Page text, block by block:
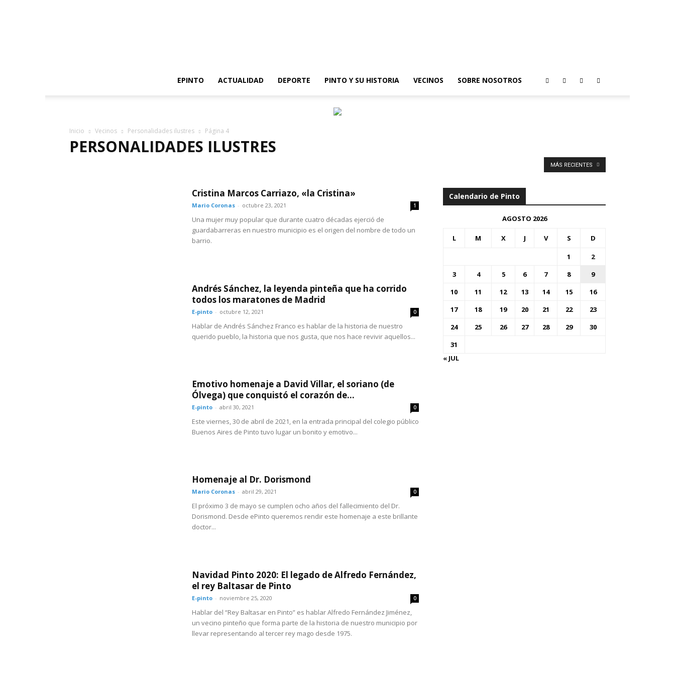
EPINTO
ACTUALIDAD DEPORTE PINTO Y SU HISTORIA VECINOS SOBRE NOSOTROS
Inicio Vecinos Personalidades ilustres Página 4
PERSONALIDADES ILUSTRES
MÁS RECIENTES
Cristina Marcos Carriazo, «la Cristina»
Mario Coronas - octubre 23, 2021 1
Una mujer muy popular que durante cuatro décadas ejerció de
guardabarreras en nuestro municipio es el origen del nombre de todo un
barrio.
Andrés Sánchez, la leyenda pinteña que ha corrido
todos los maratones de Madrid
E-pinto - octubre 12, 2021 0
Hablar de Andrés Sánchez Franco es hablar de la historia de nuestro
querido pueblo, la historia que nos gusta, que nos hace revivir aquellos...
Emotivo homenaje a David Villar, el soriano (de
Ólvega) que conquistó el corazón de...
E-pinto - abril 30, 2021 0
Este viernes, 30 de abril de 2021, en la entrada principal del colegio público
Buenos Aires de Pinto tuvo lugar un bonito y emotivo...
Homenaje al Dr. Dorismond
Mario Coronas - abril 29, 2021 0
El próximo 3 de mayo se cumplen ocho años del fallecimiento del Dr.
Dorismond. Desde ePinto queremos rendir este homenaje a este brillante
doctor...
Navidad Pinto 2020: El legado de Alfredo Fernández,
el rey Baltasar de Pinto
E-pinto - noviembre 25, 2020 0
Hablar del “Rey Baltasar en Pinto” es hablar Alfredo Fernández Jiménez,
un vecino pinteño que forma parte de la historia de nuestro municipio por
llevar representando al tercer rey mago desde 1975.
Calendario de Pinto
AGOSTO 2026
L M X J V S D
1
2
3
4 5 6 7 8
9
10
11 12 13 14 15
16
17
18 19 20 21 22
23
24
25 26 27 28 29
30
31
« JUL